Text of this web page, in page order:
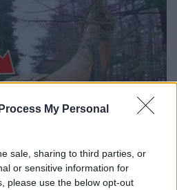
My Personal
sale, sharing to third parties, or
or sensitive information for
please use the below opt-out